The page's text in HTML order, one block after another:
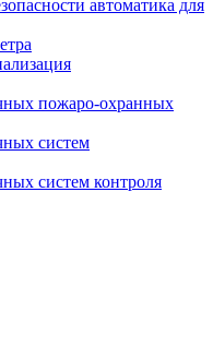
автоматика для
пожаро-охранных
систем
систем контроля